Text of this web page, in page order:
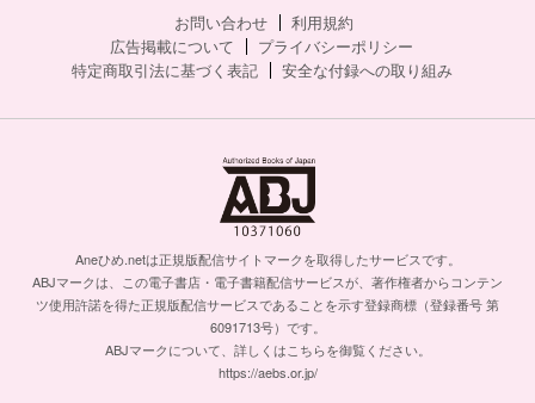
お問い合わせ
利用規約
広告掲載について
プライバシーポリシー
特定商取引法に基づく表記
安全な付録への取り組み
Aneひめ.netは正規版配信サイトマークを取得したサービスです。
ABJマークは、この電子書店・電子書籍配信サービスが、著作権者からコンテン
ツ使用許諾を得た正規版配信サービスであることを示す登録商標（登録番号 第
6091713号）です。
ABJマークについて、詳しくはこちらを御覧ください。
https://aebs.or.jp/